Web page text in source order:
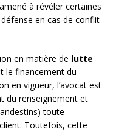
à révéler certaines
en cas de conflit
en matière de lutte
le financement du
en vigueur, l’avocat est
du renseignement et
toute
Toutefois, cette